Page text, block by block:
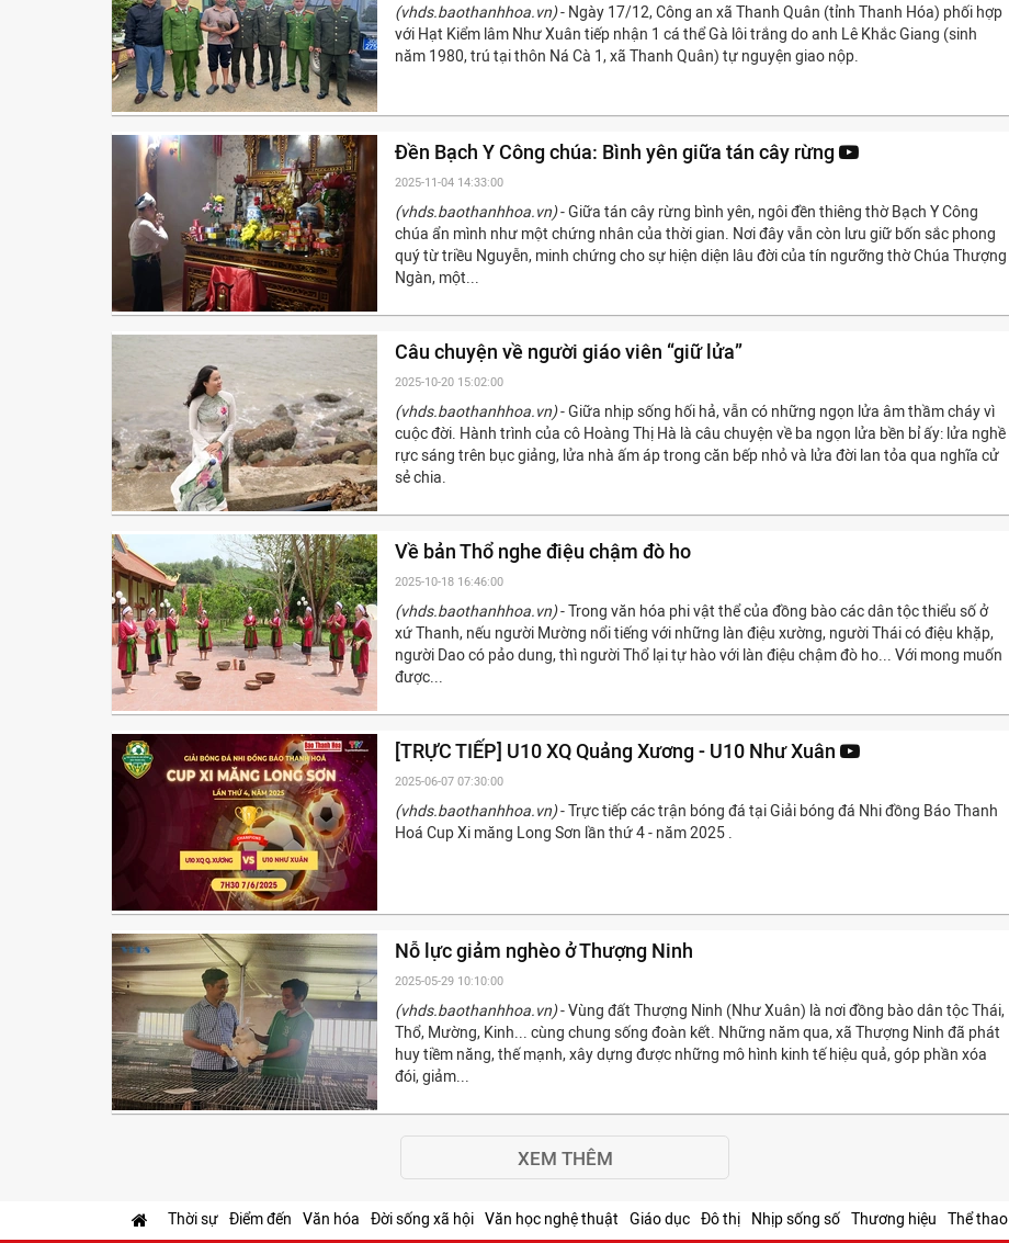
(vhds.baothanhhoa.vn)- Ngày 17/12, Công an xã Thanh Quân (tỉnh Thanh Hóa) phối hợp
với Hạt Kiểm lâm Như Xuân tiếp nhận 1 cá thể Gà lôi trắng do anh Lê Khắc Giang (sinh
năm 1980, trú tại thôn Ná Cà 1, xã Thanh Quân) tự nguyện giao nộp.
Đền Bạch Y Công chúa: Bình yên giữa tán cây rừng
2025-11-04 14:33:00
(vhds.baothanhhoa.vn)- Giữa tán cây rừng bình yên, ngôi đền thiêng thờ Bạch Y Công
chúa ẩn mình như một chứng nhân của thời gian. Nơi đây vẫn còn lưu giữ bốn sắc phong
quý từ triều Nguyễn, minh chứng cho sự hiện diện lâu đời của tín ngưỡng thờ Chúa Thượng
Ngàn, một...
Câu chuyện về người giáo viên “giữ lửa”
2025-10-20 15:02:00
(vhds.baothanhhoa.vn)- Giữa nhịp sống hối hả, vẫn có những ngọn lửa âm thầm cháy vì
cuộc đời. Hành trình của cô Hoàng Thị Hà là câu chuyện về ba ngọn lửa bền bỉ ấy: lửa nghề
rực sáng trên bục giảng, lửa nhà ấm áp trong căn bếp nhỏ và lửa đời lan tỏa qua nghĩa cử
sẻ chia.
Về bản Thổ nghe điệu chậm đò ho
2025-10-18 16:46:00
(vhds.baothanhhoa.vn)- Trong văn hóa phi vật thể của đồng bào các dân tộc thiểu số ở
xứ Thanh, nếu người Mường nổi tiếng với những làn điệu xường, người Thái có điệu khặp,
người Dao có pảo dung, thì người Thổ lại tự hào với làn điệu chậm đò ho... Với mong muốn
được...
[TRỰC TIẾP] U10 XQ Quảng Xương - U10 Như Xuân
2025-06-07 07:30:00
(vhds.baothanhhoa.vn)- Trực tiếp các trận bóng đá tại Giải bóng đá Nhi đồng Báo Thanh
Hoá Cup Xi măng Long Sơn lần thứ 4 - năm 2025 .
Nỗ lực giảm nghèo ở Thượng Ninh
2025-05-29 10:10:00
(vhds.baothanhhoa.vn)- Vùng đất Thượng Ninh (Như Xuân) là nơi đồng bào dân tộc Thái,
Thổ, Mường, Kinh... cùng chung sống đoàn kết. Những năm qua, xã Thượng Ninh đã phát
huy tiềm năng, thế mạnh, xây dựng được những mô hình kinh tế hiệu quả, góp phần xóa
đói, giảm...
XEM THÊM
Thời sự Điểm đến Văn hóa Đời sống xã hội Văn học nghệ thuật Giáo dục Đô thị Nhịp sống số Thương hiệu Thể thao